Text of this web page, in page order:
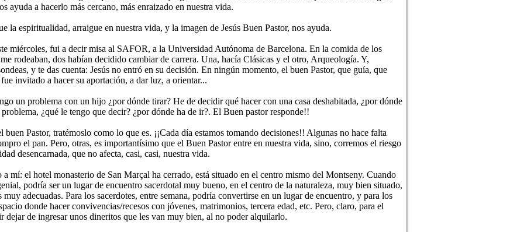
ayuda a hacerlo más cercano, más enraizado en nuestra vida.
la espiritualidad, arraigue en nuestra vida, y la imagen de Jesús Buen Pastor, nos ayuda.
miércoles, fui a decir misa al SAFOR, a la Universidad Autónoma de Barcelona. En la comida de los
rodeaban, dos habían decidido cambiar de carrera. Una, hacía Clásicas y el otro, Arqueología. Y,
y te das cuenta: Jesús no entró en su decisión. En ningún momento, el buen Pastor, que guía, que
invitado a hacer su aportación, a dar luz, a orientar...
un problema con un hijo ¿por dónde tirar? He de decidir qué hacer con una casa deshabitada, ¿por dónde
¿qué le tengo que decir? ¿por dónde ha de ir?. El Buen pastor responde!!
buen Pastor, tratémoslo como lo que es. ¡¡Cada día estamos tomando decisiones!! Algunas no hace falta
el pan. Pero, otras, es importantísimo que el Buen Pastor entre en nuestra vida, sino, corremos el riesgo
desencarnada, que no afecta, casi, casi, nuestra vida.
mí: el hotel monasterio de San Marçal ha cerrado, está situado en el centro mismo del Montseny. Cuando
podría ser un lugar de encuentro sacerdotal muy bueno, en el centro de la naturaleza, muy bien situado,
muy adecuadas. Para los sacerdotes, entre semana, podría convertirse en un lugar de encuentro, y para los
donde hacer convivencias/recesos con jóvenes, matrimonios, tercera edad, etc. Pero, claro, para el
dejar de ingresar unos dineritos que les van muy bien, al no poder alquilarlo.